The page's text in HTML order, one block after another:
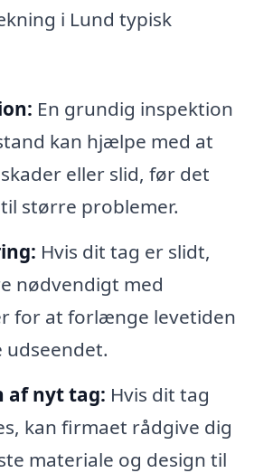
i Lund typisk
En grundig inspektion
kan hjælpe med at
eller slid, før det
større problemer.
Hvis dit tag er slidt,
nødvendigt med
for at forlænge levetiden
af nyt tag: Hvis dit tag
kan firmaet rådgive dig
materiale og design til